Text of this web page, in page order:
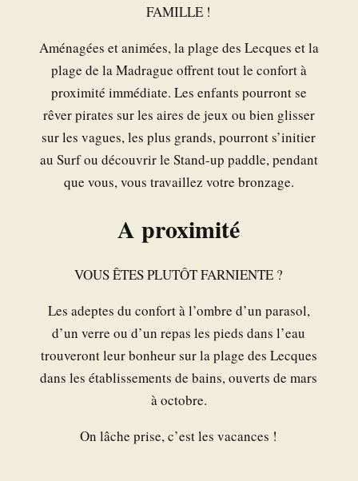
FAMILLE !
Aménagées et animées, la plage des Lecques et la
plage de la Madrague offrent tout le confort à
proximité immédiate. Les enfants pourront se
rêver pirates sur les aires de jeux ou bien glisser
sur les vagues, les plus grands, pourront s’initier
au Surf ou découvrir le Stand-up paddle, pendant
que vous, vous travaillez votre bronzage.
A proximité
VOUS ÊTES PLUTÔT FARNIENTE ?
Les adeptes du confort à l’ombre d’un parasol,
d’un verre ou d’un repas les pieds dans l’eau
trouveront leur bonheur sur la plage des Lecques
dans les établissements de bains, ouverts de mars
à octobre.
On lâche prise, c’est les vacances !